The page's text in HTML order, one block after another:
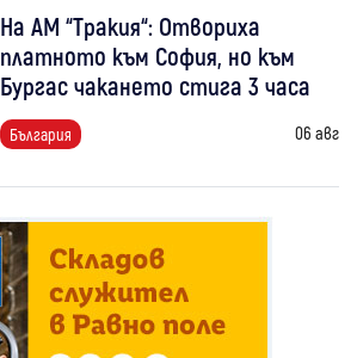
На АМ “Тракия“: Отвориха
платното към София, но към
Бургас чакането стига 3 часа
България 06 авг